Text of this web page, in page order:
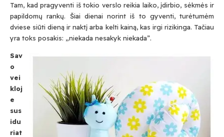
Tam, kad pragyventi iš tokio verslo reikia laiko, įdirbio, sėkmės ir
papildomų rankų. Šiai dienai norint iš to gyventi, turėtumėm
dviese siūti dieną ir naktį arba kelti kainą, kas irgi rizikinga. Tačiau
yra toks posakis: „niekada nesakyk niekada”.
Sav
o
vei
kloj
e
sus
idu
riat